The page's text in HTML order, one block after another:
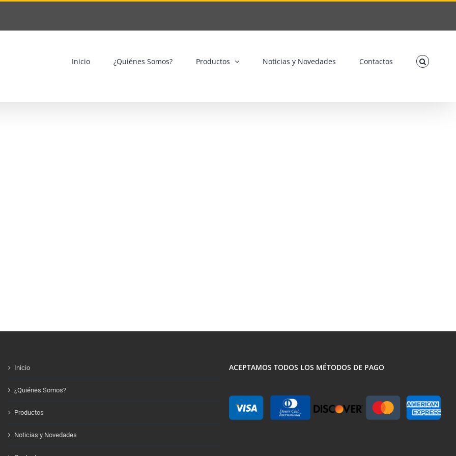
Inicio ¿Quiénes Somos? Productos Noticias y Novedades Contactos
Inicio
¿Quiénes Somos?
Productos
Noticias y Novedades
ACEPTAMOS TODOS LOS MÉTODOS DE PAGO